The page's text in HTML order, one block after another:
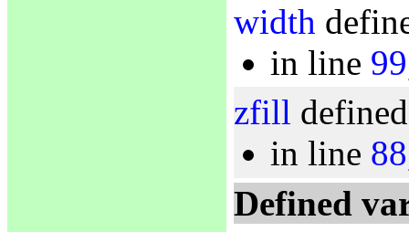
width
in line 99
zfill
in line 88
Defined